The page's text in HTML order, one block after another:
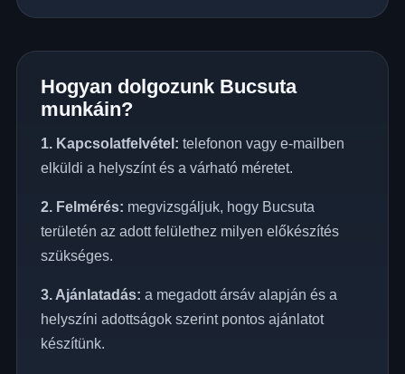
Hogyan dolgozunk Bucsuta
munkáin?
1. Kapcsolatfelvétel: telefonon vagy e-mailben
elküldi a helyszínt és a várható méretet.
2. Felmérés: megvizsgáljuk, hogy Bucsuta
területén az adott felülethez milyen előkészítés
szükséges.
3. Ajánlatadás: a megadott ársáv alapján és a
helyszíni adottságok szerint pontos ajánlatot
készítünk.